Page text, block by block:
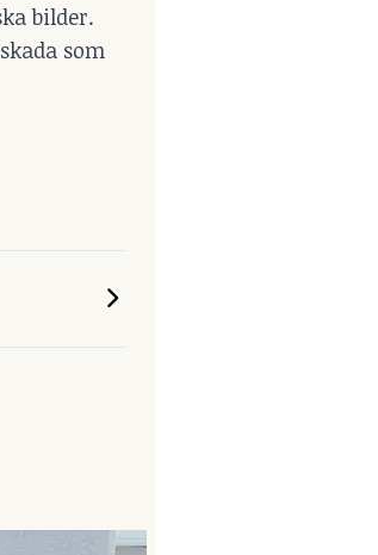
bilder.
som